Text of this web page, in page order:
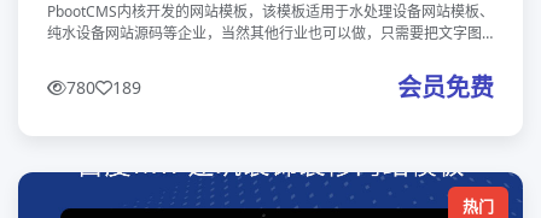
PbootCMS内核开发的网站模板，该模板适用于水处理设备网站模板、
纯水设备网站源码等企业，当然其他行业也可以做，只需要把文字图
友好的se
780 189 会员免费
热门